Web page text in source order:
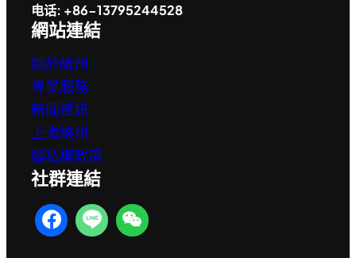
电话: +86-13795244528
網站連結
關於維州
專業服務
新聞資訊
上海維州
隱私權政策
社群連結